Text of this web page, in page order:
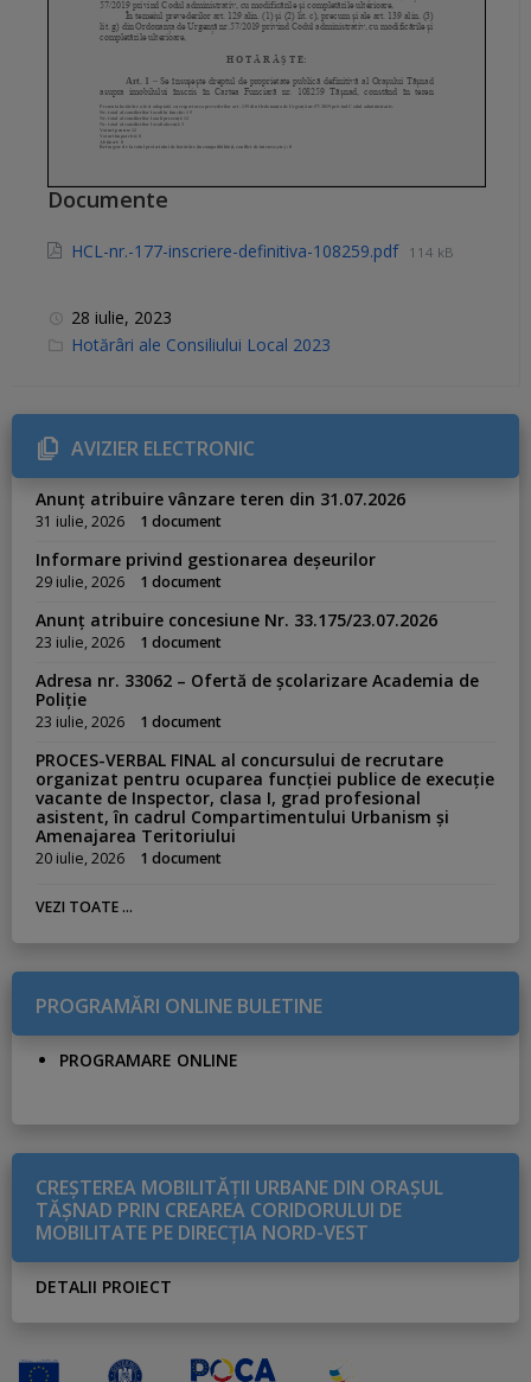
Documente
HCL-nr.-177-inscriere-definitiva-108259.pdf 114 kB
28 iulie, 2023
C
r
i
e
s
Hotărâri ale Consiliului Local 2023
AVIZIER ELECTRONIC
Anunț atribuire vânzare teren din 31.07.2026
31 iulie, 2026 1 document
Informare privind gestionarea deșeurilor
29 iulie, 2026 1 document
Anunț atribuire concesiune Nr. 33.175/23.07.2026
23 iulie, 2026 1 document
Adresa nr. 33062 – Ofertă de școlarizare Academia de
Poliție
23 iulie, 2026 1 document
PROCES-VERBAL FINAL al concursului de recrutare
organizat pentru ocuparea funcției publice de execuție
vacante de Inspector, clasa I, grad profesional
asistent, în cadrul Compartimentului Urbanism și
Amenajarea Teritoriului
20 iulie, 2026 1 document
VEZI TOATE ...
PROGRAMĂRI ONLINE BULETINE
PROGRAMARE ONLINE
CREŞTEREA MOBILITĂŢII URBANE DIN ORAŞUL
TĂŞNAD PRIN CREAREA CORIDORULUI DE
MOBILITATE PE DIRECŢIA NORD-VEST
DETALII PROIECT